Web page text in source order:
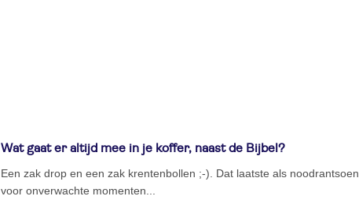
Wat gaat er altijd mee in je koffer, naast de Bijbel?
Een zak drop en een zak krentenbollen ;-). Dat laatste als noodrantsoen
voor onverwachte momenten...